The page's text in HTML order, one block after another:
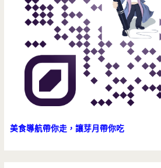
美食導航帶你走，讓芽月帶你吃